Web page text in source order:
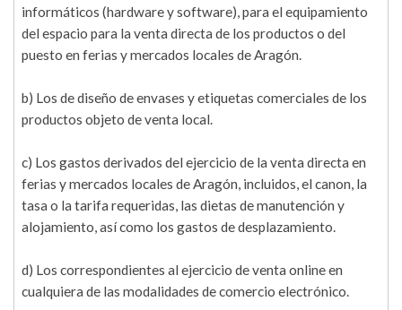
informáticos (hardware y software), para el equipamiento
del espacio para la venta directa de los productos o del
puesto en ferias y mercados locales de Aragón.
b) Los de diseño de envases y etiquetas comerciales de los
productos objeto de venta local.
c) Los gastos derivados del ejercicio de la venta directa en
ferias y mercados locales de Aragón, incluidos, el canon, la
tasa o la tarifa requeridas, las dietas de manutención y
alojamiento, así como los gastos de desplazamiento.
d) Los correspondientes al ejercicio de venta online en
cualquiera de las modalidades de comercio electrónico.